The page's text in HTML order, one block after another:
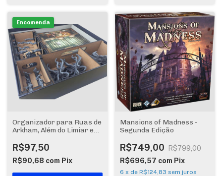
Encomenda
Organizador para Ruas de
Arkham, Além do Limiar e
Of Madness (encomenda)
R$97,50
R$90,68 com Pix
Mansions of Madness -
Segunda Edição
R$749,00 R$799,00
R$696,57 com Pix
6 x de R$124,83 sem juros